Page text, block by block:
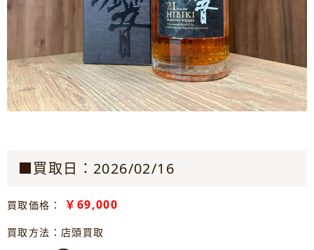
■買取日：2026/02/16
買取価格： ￥69,000
買取方法：店頭買取